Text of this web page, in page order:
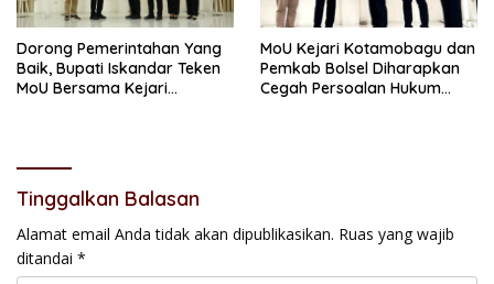
Dorong Pemerintahan Yang
Baik, Bupati Iskandar Teken
MoU Bersama Kejari
MoU Kejari Kotamobagu dan
Pemkab Bolsel Diharapkan
Cegah Persoalan Hukum
Tinggalkan Balasan
Alamat email Anda tidak akan dipublikasikan. Ruas yang wajib
ditandai *